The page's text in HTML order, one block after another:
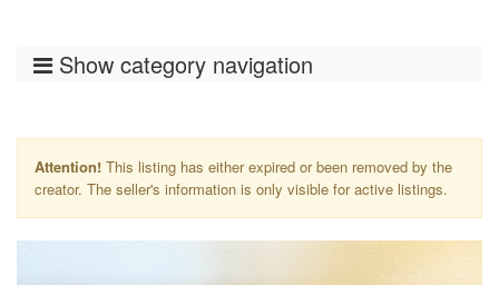
Show category navigation
Attention! This listing has either expired or been removed by the
creator. The seller's information is only visible for active listings.